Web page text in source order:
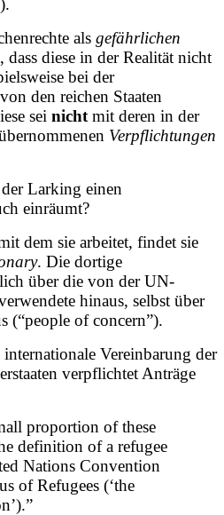
als gefährlichen
diese in der Realität nicht
bei der
den reichen Staaten
sei nicht mit deren in der
Verpflichtungen
Larking einen
einräumt?
dem sie arbeitet, findet sie
. Die dortige
über die von der UN-
hinaus, selbst über
(“people of concern”).
Vereinbarung der
verpflichtet Anträge
proportion of these
definition of a refugee
Nations Convention
of Refugees (‘the